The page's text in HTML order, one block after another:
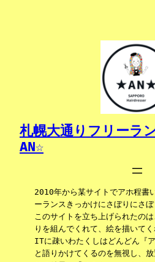
札幌大通りフリーラ
AN☆
2010年から某サイトでアホ程書
ーランスきっかけにさぼりにさぼ
このサイトを立ち上げられたの
りを組んでくれて、絵を描いてく
ITに疎いわたくしはどんどん『
と語りかけてくるのを無視し、放